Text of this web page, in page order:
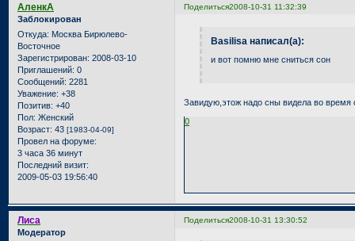
Поделиться2008-10-31 11:32:39
АленкА
Заблокирован
Откуда: Москва Бирюлево-
Восточное
Зарегистрирован: 2008-03-10
Приглашений: 0
Сообщений: 2281
Уважение: +38
Позитив: +40
Пол: Женский
Возраст: 43 [1983-04-09]
Провел на форуме:
3 часа 36 минут
Последний визит:
2009-05-03 19:56:40
Basilisa написал(а):
и вот помню мне сниться сон
Завидую,этож надо сны видела во время
0
Поделиться2008-10-31 13:30:52
Лиса
Модератор